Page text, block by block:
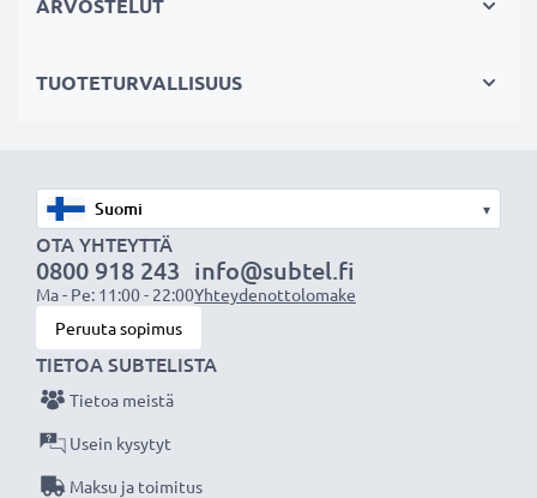
1x subtel HDMI Splitter 1x2
1x Power supply USB cable
1x manual (English)
ARVOSTELUT
TUOTETURVALLISUUS
▾
OTA YHTEYTTÄ
0800 918 243
Ma - Pe: 11:00 - 22:00
info@subtel.fi
Yhteydenottolomake
Peruuta sopimus
TIETOA SUBTELISTA
Tietoa meistä
Usein kysytyt
Maksu ja toimitus